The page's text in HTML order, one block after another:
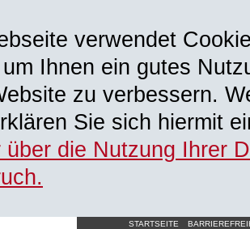
verwendet
Ihnen ein gutes
zu verbessern.
Sie sich hiermit
über die Nutzung Ihrer
STARTSEITE